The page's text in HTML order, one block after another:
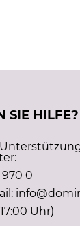
SIE HILFE?
970 0
Uhr)